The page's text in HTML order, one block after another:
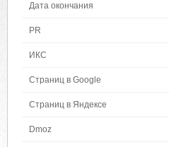
Дата окончания
PR
ИКС
Страниц в Google
Страниц в Яндексе
Dmoz